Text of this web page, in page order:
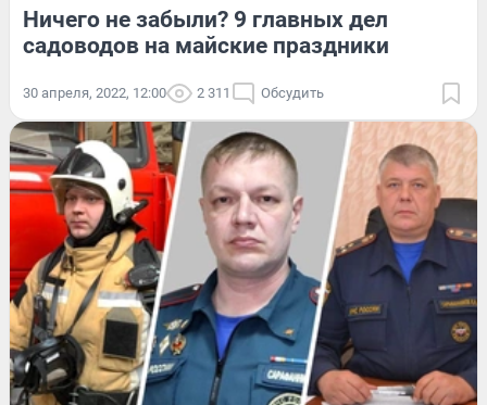
Ничего не забыли? 9 главных дел
садоводов на майские праздники
30 апреля, 2022, 12:00 2 311 Обсудить